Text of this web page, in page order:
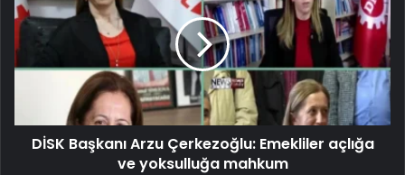
DİSK Başkanı Arzu Çerkezoğlu: Emekliler açlığa
ve yoksulluğa mahkum